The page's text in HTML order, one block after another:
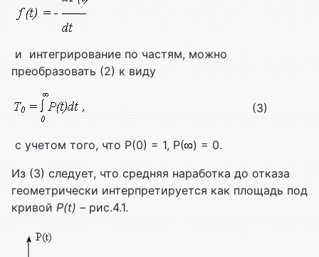
и интегрирование по частям, можно
преобразовать (2) к виду
(3)
с учетом того, что P(0) = 1, P(
) = 0.
Из (3) следует, что средняя наработка до отказа
геометрически интерпретируется как площадь под
кривой P(t) – рис.4.1.